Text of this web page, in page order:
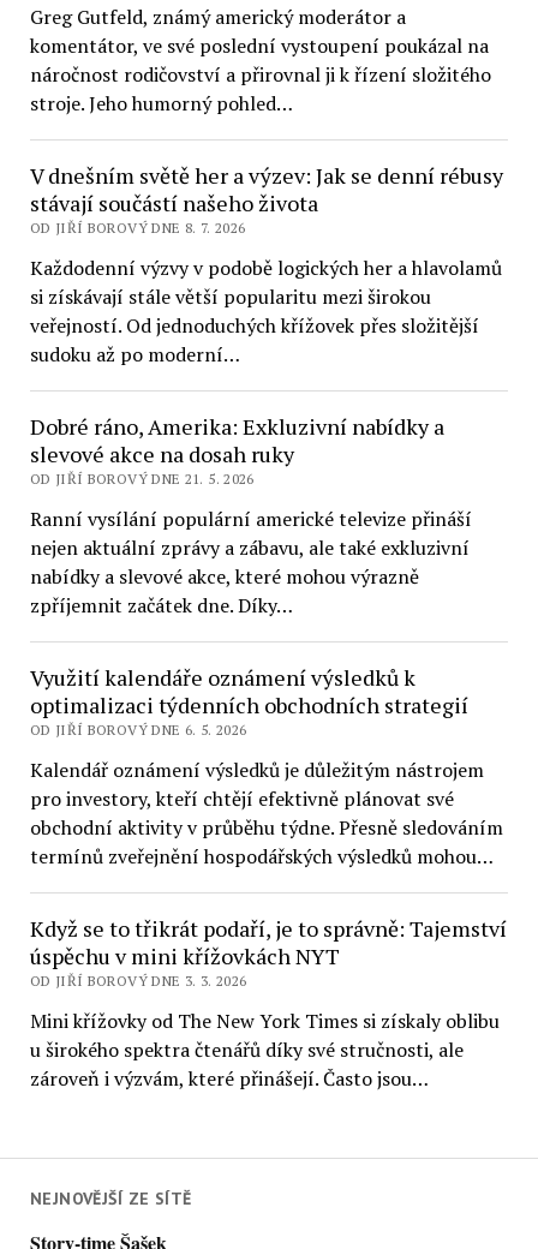
NEJNOVĚJŠÍ ZE SÍTĚ
Story-time Šašek
Greg Gutfeld, známý americký moderátor a
komentátor, ve své poslední vystoupení poukázal na
náročnost rodičovství a přirovnal ji k řízení složitého
stroje. Jeho humorný pohled…
V dnešním světě her a výzev: Jak se denní rébusy
stávají součástí našeho života
OD JIŘÍ BOROVÝ DNE 8. 7. 2026
Každodenní výzvy v podobě logických her a hlavolamů
si získávají stále větší popularitu mezi širokou
veřejností. Od jednoduchých křížovek přes složitější
sudoku až po moderní…
Dobré ráno, Amerika: Exkluzivní nabídky a
slevové akce na dosah ruky
OD JIŘÍ BOROVÝ DNE 21. 5. 2026
Ranní vysílání populární americké televize přináší
nejen aktuální zprávy a zábavu, ale také exkluzivní
nabídky a slevové akce, které mohou výrazně
zpříjemnit začátek dne. Díky…
Využití kalendáře oznámení výsledků k
optimalizaci týdenních obchodních strategií
OD JIŘÍ BOROVÝ DNE 6. 5. 2026
Kalendář oznámení výsledků je důležitým nástrojem
pro investory, kteří chtějí efektivně plánovat své
obchodní aktivity v průběhu týdne. Přesně sledováním
termínů zveřejnění hospodářských výsledků mohou…
Když se to třikrát podaří, je to správně: Tajemství
úspěchu v mini křížovkách NYT
OD JIŘÍ BOROVÝ DNE 3. 3. 2026
Mini křížovky od The New York Times si získaly oblibu
u širokého spektra čtenářů díky své stručnosti, ale
zároveň i výzvám, které přinášejí. Často jsou…